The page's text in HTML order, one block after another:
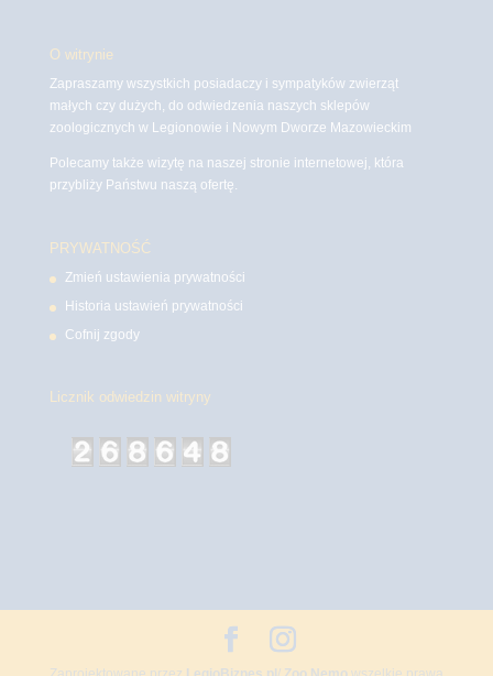
O witrynie
Zapraszamy wszystkich posiadaczy i sympatyków zwierząt
małych czy dużych, do odwiedzenia naszych sklepów
zoologicznych w Legionowie i Nowym Dworze Mazowieckim
Polecamy także wizytę na naszej stronie internetowej, która
przybliży Państwu naszą ofertę.
PRYWATNOŚĆ
Zmień ustawienia prywatności
Historia ustawień prywatności
Cofnij zgody
Licznik odwiedzin witryny